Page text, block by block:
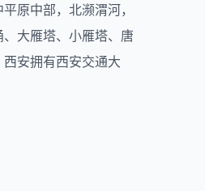
原中部，北濒渭河，
大雁塔、小雁塔、唐
安拥有西安交通大